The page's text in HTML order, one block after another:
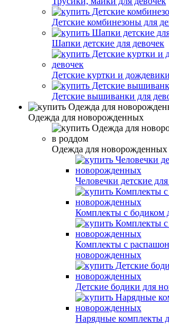
Детские комбинезоны для
Шапки детские для девочек
Детские куртки и
Детские вышиванки для
Одежда для новорожденных
Одежда для
Человечки детские
Комплекты с бодиком
Комплекты с
новорожденных
Детские бодики для
Нарядные комплекты